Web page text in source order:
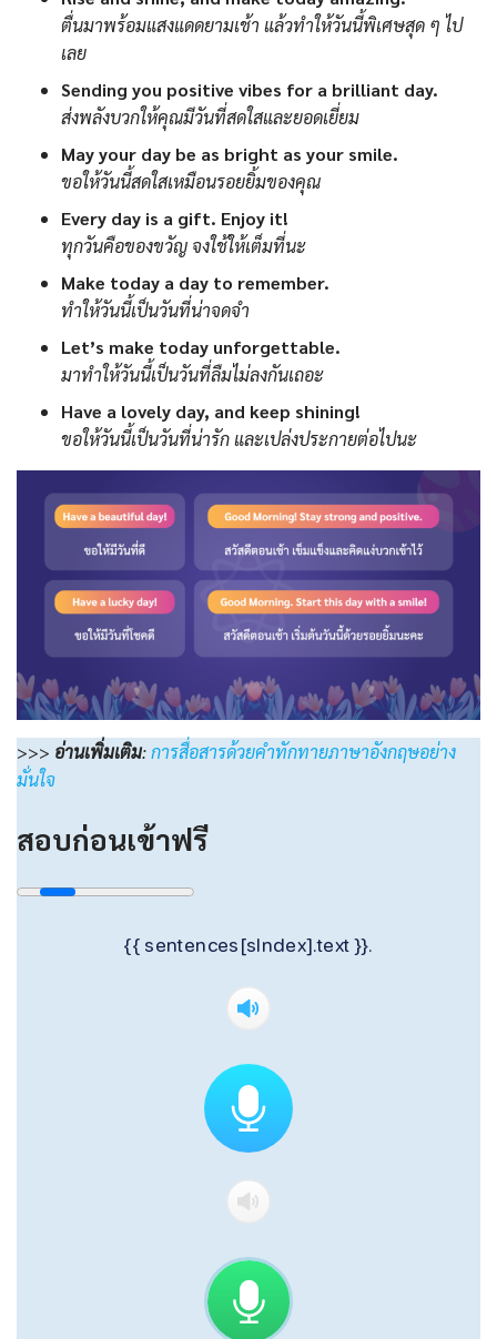
ตื่นมาพร้อมแสงแดดยามเช้า แล้วทำให้วันนี้พิเศษสุด ๆ ไป
เลย
Sending you positive vibes for a brilliant day.
ส่งพลังบวกให้คุณมีวันที่สดใสและยอดเยี่ยม
May your day be as bright as your smile.
ขอให้วันนี้สดใสเหมือนรอยยิ้มของคุณ
Every day is a gift. Enjoy it!
ทุกวันคือของขวัญ จงใช้ให้เต็มที่นะ
Make today a day to remember.
ทำให้วันนี้เป็นวันที่น่าจดจำ
Let’s make today unforgettable.
มาทำให้วันนี้เป็นวันที่ลืมไม่ลงกันเถอะ
Have a lovely day, and keep shining!
ขอให้วันนี้เป็นวันที่น่ารัก และเปล่งประกายต่อไปนะ
>>> อ่านเพิ่มเติม:การสื่อสารด้วยคำทักทายภาษาอังกฤษอย่าง
มั่นใจ
สอบก่อนเข้าฟรี
{{ sentences[sIndex].text }}.